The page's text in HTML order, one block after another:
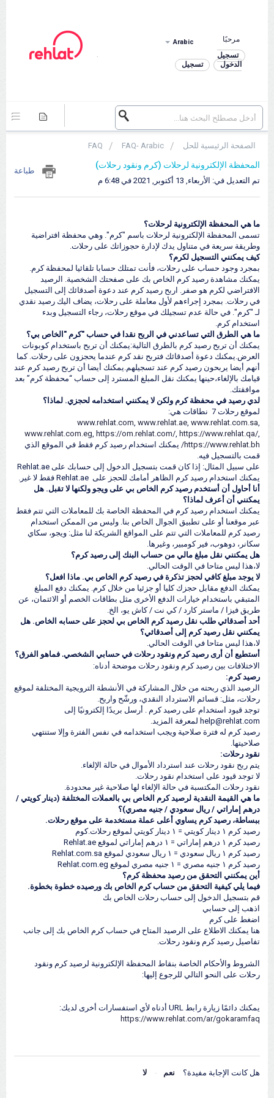
Arabic
مرحبًا
تسجيل
الدخول
تسجيل
الصفحة الرئيسية للحل FAQ- Arabic
FAQ
المحفظة الإلكترونية لرحلات (كرم ونقود رحلات)
طباعة
تم التعديل في: الأربعاء, 13 أكتوبر, 2021 في 6:48 م
ما هي المحفظة الإلكترونية لرحلات؟
تسمى المحفظة الإلكترونية لرحلات باسم "كرم". وهي محفظة افتراضية
وطريقة سريعة في متناول يدك لإدارة حجوزاتك على رحلات.
كيف يمكنني التسجيل لكرم؟
بمجرد وجود حساب على رحلات، فأنت تمتلك حسابا تلقائيا لمحفظة كرم.
يمكنك مشاهدة رصيد كرم الخاص بك على صفحتك الشخصية. الرصيد
الافتراضي لكرم هو صفر. اربح رصيد كرم عند دعوة أصدقائك إلى التسجيل
في رحلات. بمجرد إجراءهم لأول معاملة على رحلات، يضاف اليك رصيد نقدي
لـ "كرم". في حالة عدم تسجيلك في موقع رحلات، رجاء التسجيل وبدء
استخدام كرم.
ما هي الطرق التي تساعدني في الربح نقدا في حساب "كرم "الخاص بي؟
يمكنك أن تربح رصيد كرم بالطرق التالية:يمكنك أن تربح باستخدام كوبونات
العرض.يمكنك دعوة أصدقائك فتربح نقد كرم عندما يحجزون على رحلات. كما
أنهم أيضا يربحون رصيد كرم عند تسجيلهم.يمكنك أيضا أن تربح رصيد كرم عند
قيامك بالإلغاء،حينها يمكنك نقل المبلغ المسترد إلى حساب “محفظة كرم” بعد
موافقتك.
لدي رصيد في محفظة كرم ولكن لا يمكنني استخدامه لحجزي. لماذا؟
لموقع رحلات 7 نطاقات هي:
www.rehlat.com www.rehlat.ae www.rehlat.com.sa
www.rehlat.com.eg https://om.rehlat.com/ https://www.rehlat.qa/
https://www.rehlat.bh/ يمكنك استخدام رصيد كرم فقط في الموقع الذي
قمت بالتسجيل فيه.
على سبيل المثال: إذا كان قمت بتسجيل الدخول إلى حسابك على Rehlat.ae
يمكنك استخدام رصيد كرم الظاهر أمامك للحجز على Rehlat.ae فقط لا غير.
أنا أحاول أن أستخدم رصيد كرم الخاص بي على ويجو ولكنها لا تقبل. هل
يمكنني أن أعرف لماذا؟
يمكنك استخدام رصيد كرم في المحفظة الخاصة بك للمعاملات التي تتم فقط
عبر موقعنا أو على تطبيق الجوال الخاص بنا. وليس من الممكن استخدام
رصيد كرم للمعاملات التي تتم على المواقع الشريكة لنا مثل: ويجو، سكاي
سكانر، دوهوب، فير كومبير، وغيرها.
هل يمكنني نقل مبلغ مالي من حساب البنك إلى رصيد كرم؟
لا،هذا ليس متاحا في الوقت الحالي.
لا يوجد مبلغ كافي لحجز تذكرة في رصيد كرم الخاص بي. ماذا افعل؟
يمكنك الدفع مقابل حجزك كليا أو جزئيا من خلال كرم. يمكنك دفع المبلغ
المتبقي باستخدام خيارات الدفع الأخرى مثل بطاقات الخصم أو الائتمان، عن
طريق فيزا / ماستر كارد / كي نت / كاش يو، الخ.
أحد أصدقائي طلب نقل رصيد كرم الخاص بي لحجز على حسابه الخاص. هل
يمكنني نقل رصيد كرم إلى أصدقائي؟
لا،هذا ليس متاحا في الوقت الحالي.
أستطيع أن أرى رصيد كرم ونقود رحلات في حسابي الشخصي. فماهو الفرق؟
الاختلافات بين رصيد كرم ونقود رحلات موضحة أدناه:
رصيد كرم:
الرصيد الذي ربحته من خلال المشاركة في الأنشطة الترويجية المختلفة لموقع
رحلات، مثل: قسائم الاسترداد النقدي، ورشّح واربح.
توجد قيود استخدام على رصيد كرم . أرسل بريدًا إلكترونيًا إلى
help@rehlat.com لمعرفة المزيد.
رصيد كرم له فترة صلاحية ويجب استخدامه في نفس الفترة وإلا ستنتهي
صلاحيتها.
نقود رحلات:
يتم ربح نقود رحلات عند استرداد الأموال في حالة الإلغاء.
لا توجد قيود على استخدام نقود رحلات.
نقود رحلات المكتسبة في حالة الإلغاء لها صلاحية غير محدودة.
ما هي القيمة النقدية لرصيد كرم الخاص بي بالعملات المختلفة (دينار كويتي /
درهم إماراتي / ريال سعودي / جنيه مصري)؟
ببساطة، رصيد كرم يساوي أعلى عملة مستخدمة على موقع رحلات.
رصيد كرم ١ دينار كويتي = ١ دينار كويتي لموقع رحلات.كوم
رصيد كرم ١ درهم إماراتي = ١ درهم إماراتي لموقع Rehlat.ae
رصيد كرم ١ ريال سعودي = ١ ريال سعودي لموقع Rehlat.com.sa
رصيد كرم ١ جنيه مصري = ١ جنيه مصري لموقع Rehlat.com.eg
أين يمكنني التحقق من رصيد محفظة كرم؟
فيما يلي كيفية التحقق من حساب كرم الخاص بك ورصيده خطوة بخطوة.
قم بتسجيل الدخول إلى حساب رحلات الخاص بك
اذهب إلى حسابي
اضغط على كرم
هنا يمكنك الاطلاع على الرصيد المتاح في حساب كرم الخاص بك إلى جانب
تفاصيل رصيد كرم ونقود رحلات.
الشروط والأحكام الخاصة بنقاط المحفظة الإلكترونية لرصيد كرم ونقود
رحلات على النحو التالي للرجوع إليها:
يمكنك دائمًا زيارة رابط URL أدناه لأي استفسارات أخرى لديك:
https://www.rehlat.com/ar/gokaramfaq
هل كانت الإجابة مفيدة؟ نعم لا